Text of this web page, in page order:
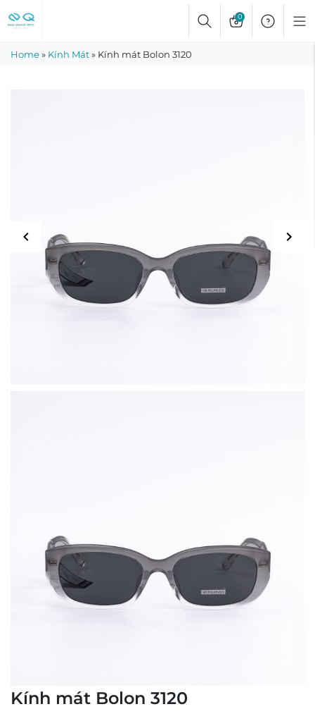
to
0
Home» Kính Mát» Kính mát Bolon 3120
Kính mát Bolon 3120